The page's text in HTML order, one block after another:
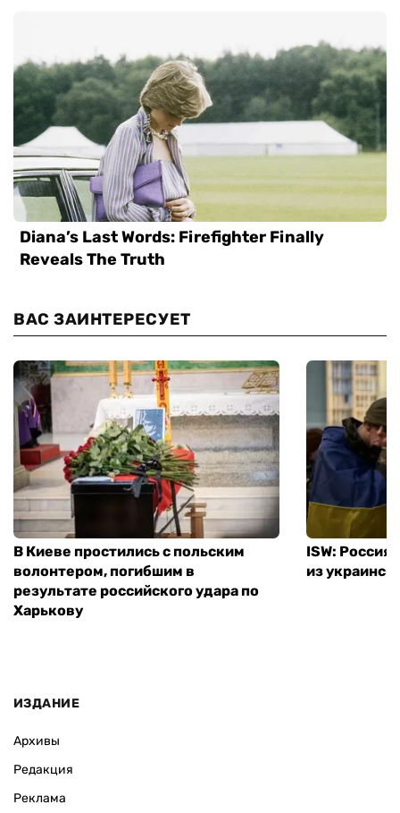
ВАС ЗАИНТЕРЕСУЕТ
В Киеве простились с польским
волонтером, погибшим в
результате российского удара по
Харькову
ISW:
из
ИЗДАНИЕ
Архивы
Редакция
Реклама